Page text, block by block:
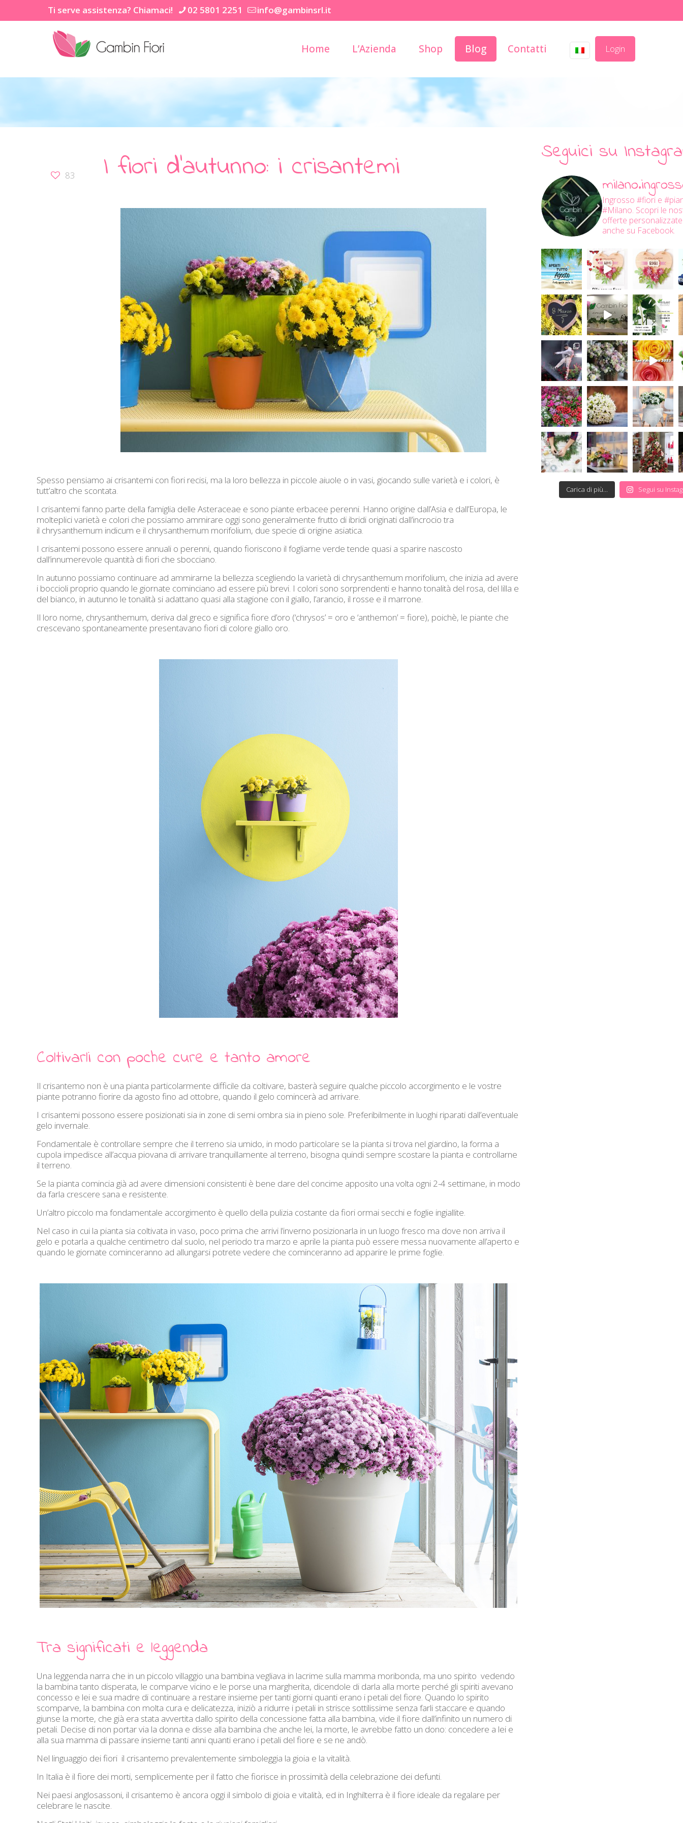
Ti serve assistenza? Chiamaci! 02 5801 2251 info@gambinsrl.it
Home L’Azienda Shop Blog Contatti Login
83 I fiori d’autunno: i crisantemi
Spesso pensiamo ai crisantemi con fiori recisi, ma la loro bellezza in piccole aiuole o in vasi, giocando sulle varietà e i colori, è
tutt’altro che scontata.
I crisantemi fanno parte della famiglia delle Asteraceae e sono piante erbacee perenni. Hanno origine dall’Asia e dall’Europa, le
molteplici varietà e colori che possiamo ammirare oggi sono generalmente frutto di ibridi originati dall’incrocio tra
il chrysanthemum indicum e il chrysanthemum morifolium, due specie di origine asiatica.
I crisantemi possono essere annuali o perenni, quando fioriscono il fogliame verde tende quasi a sparire nascosto
dall’innumerevole quantità di fiori che sbocciano.
In autunno possiamo continuare ad ammirarne la bellezza scegliendo la varietà di chrysanthemum morifolium, che inizia ad avere
i boccioli proprio quando le giornate cominciano ad essere più brevi. I colori sono sorprendenti e hanno tonalità del rosa, del lilla e
del bianco, in autunno le tonalità si adattano quasi alla stagione con il giallo, l’arancio, il rosse e il marrone.
Il loro nome, chrysanthemum, deriva dal greco e significa fiore d’oro (‘chrysos’ = oro e ‘anthemon’ = fiore), poichè, le piante che
crescevano spontaneamente presentavano fiori di colore giallo oro.
Coltivarli con poche cure e tanto amore
Il crisantemo non è una pianta particolarmente difficile da coltivare, basterà seguire qualche piccolo accorgimento e le vostre
piante potranno fiorire da agosto fino ad ottobre, quando il gelo comincerà ad arrivare.
I crisantemi possono essere posizionati sia in zone di semi ombra sia in pieno sole. Preferibilmente in luoghi riparati dall’eventuale
gelo invernale.
Fondamentale è controllare sempre che il terreno sia umido, in modo particolare se la pianta si trova nel giardino, la forma a
cupola impedisce all’acqua piovana di arrivare tranquillamente al terreno, bisogna quindi sempre scostare la pianta e controllarne
il terreno.
Se la pianta comincia già ad avere dimensioni consistenti è bene dare del concime apposito una volta ogni 2-4 settimane, in modo
da farla crescere sana e resistente.
Un’altro piccolo ma fondamentale accorgimento è quello della pulizia costante da fiori ormai secchi e foglie ingiallite.
Nel caso in cui la pianta sia coltivata in vaso, poco prima che arrivi l’inverno posizionarla in un luogo fresco ma dove non arriva il
gelo e potarla a qualche centimetro dal suolo, nel periodo tra marzo e aprile la pianta può essere messa nuovamente all’aperto e
quando le giornate cominceranno ad allungarsi potrete vedere che cominceranno ad apparire le prime foglie.
Tra significati e leggenda
Una leggenda narra che in un piccolo villaggio una bambina vegliava in lacrime sulla mamma moribonda, ma uno spirito vedendo
la bambina tanto disperata, le comparve vicino e le porse una margherita, dicendole di darla alla morte perché gli spiriti avevano
concesso e lei e sua madre di continuare a restare insieme per tanti giorni quanti erano i petali del fiore. Quando lo spirito
scomparve, la bambina con molta cura e delicatezza, iniziò a ridurre i petali in strisce sottilissime senza farli staccare e quando
giunse la morte, che già era stata avvertita dallo spirito della concessione fatta alla bambina, vide il fiore dall’infinito un numero di
petali. Decise di non portar via la donna e disse alla bambina che anche lei, la morte, le avrebbe fatto un dono: concedere a lei e
alla sua mamma di passare insieme tanti anni quanti erano i petali del fiore e se ne andò.
Nel linguaggio dei fiori il crisantemo prevalentemente simboleggia la gioia e la vitalità.
In Italia è il fiore dei morti, semplicemente per il fatto che fiorisce in prossimità della celebrazione dei defunti.
Nei paesi anglosassoni, il crisantemo è ancora oggi il simbolo di gioia e vitalità, ed in Inghilterra è il fiore ideale da regalare per
celebrare le nascite.
Seguici su
Ingrosso #fiori e
#Milano. Scopri le
offerte
anche su Facebook.
Carica di più... Segui su